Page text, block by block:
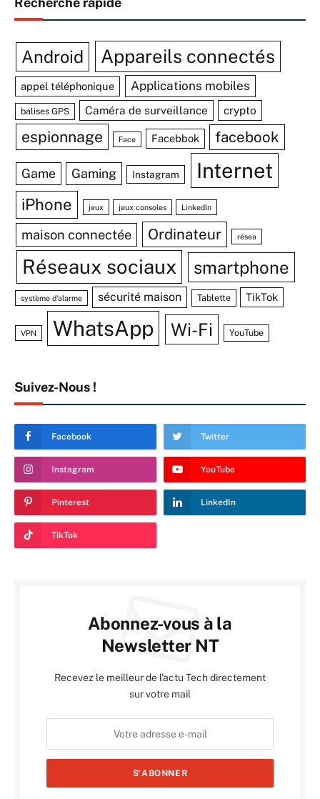
Android Appareils connectés
appel téléphonique Applications mobiles
balises GPS Caméra de surveillance crypto
espionnage Face Facebbok facebook
Game Gaming Instagram Internet
iPhone jeux jeux consoles Linkedln
maison connectée Ordinateur résea
Réseaux sociaux smartphone
système d'alarme sécurité maison Tablette TikTok
VPN WhatsApp Wi-Fi YouTube
Suivez-Nous !
Facebook Twitter
Instagram YouTube
Pinterest LinkedIn
TikTok
Abonnez-vous à la
Newsletter NT
Recevez le meilleur de l'actu Tech directement
sur votre mail